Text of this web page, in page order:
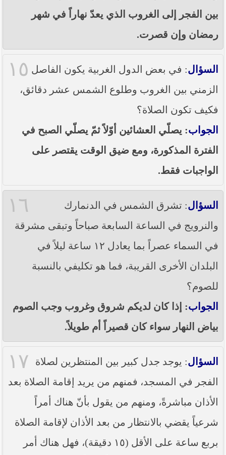
بين الفجر إلى الغروب الذي يعدّ نهاراً في شهر
رمضان وإن قصرت.
١٥ السؤال: في بعض الدول الغربية يكون الفاصل
الزمني بين الغروب وطلوع الشمس عشر دقائق،
فكيف تكون الصلاة؟
الجواب: يصلّي العشائين أوّلاً ثمّ يصلّي الصبح في
الفترة المذكورة، ومع ضيق الوقت يقتصر على
الواجبات فقط.
١٦ السؤال: تشرق الشمس في الدنمارك
والنرويج في الساعة السابعة صباحاً وتبقى مشرقة
في السماء عصراً بما يعادل ١٢ ساعة ليلاً في
البلدان الأخرى القريبة، فما هو تكليفي بالنسبة
للصوم؟
الجواب: إذا كان لديكم شروق وغروب وجب الصوم
بياض النهار سواء كان قصيراً أم طويلاً.
١٧ السؤال: يوجد جدل كبير بين المنتظرين لصلاة
الفجر في المسجد، فمنهم من يريد إقامة الصلاة بعد
الأذان مباشرةً، ومنهم من يقول بأنّ هناك أمراً
شرعياً يقضي بالانتظار من بعد الأذان لإقامة الصلاة
بربع ساعة على الأقل (١٥ دقيقة)، فهل هناك أمر